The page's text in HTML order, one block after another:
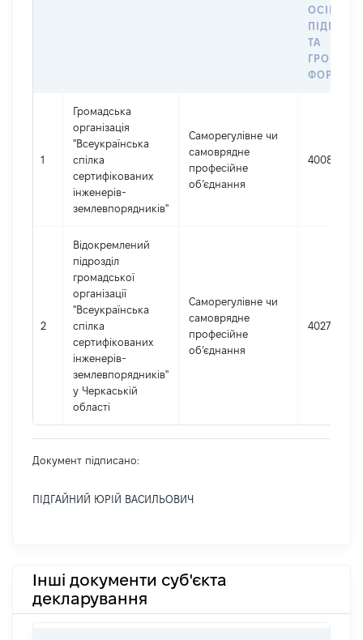
ОСІБ –
ТА
1
Громадська
організація
"Всеукраїнська
спілка
сертифікованих
інженерів-
землевпорядників"
Саморегулівне чи
самоврядне
професійне
об’єднання
40082309
2
Відокремлений
підрозділ
громадської
організації
"Всеукраїнська
спілка
сертифікованих
інженерів-
землевпорядників"
у Черкаській
області
Саморегулівне чи
самоврядне
професійне
об’єднання
40271568
Документ підписано:
ПІДГАЙНИЙ ЮРІЙ ВАСИЛЬОВИЧ
Інші документи суб'єкта
декларування